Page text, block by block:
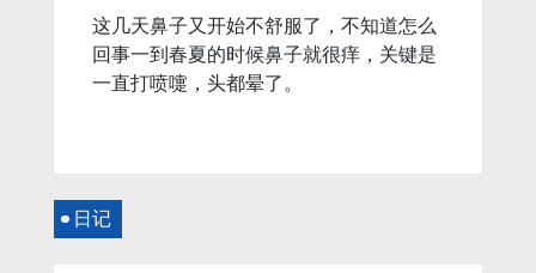
这几天鼻子又开始不舒服了，不知道怎么
回事一到春夏的时候鼻子就很痒，关键是
一直打喷嚏，头都晕了。
日记